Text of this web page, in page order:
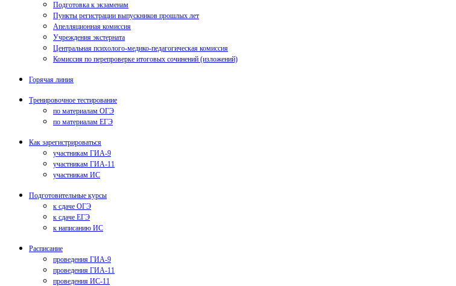
Подготовка к экзаменам
Пункты регистрации выпускников прошлых лет
Апелляционная комиссия
Учреждения экстерната
Центральная психолого-медико-педагогическая комиссия
Комиссия по перепроверке итоговых сочинений (изложений)
Горячая линия
Тренировочное тестирование
по материалам ОГЭ
по материалам ЕГЭ
Как зарегистрироваться
участникам ГИА-9
участникам ГИА-11
участникам ИС
Подготовительные курсы
к сдаче ОГЭ
к сдаче ЕГЭ
к написанию ИС
Расписание
проведения ГИА-9
проведения ГИА-11
проведения ИС-11